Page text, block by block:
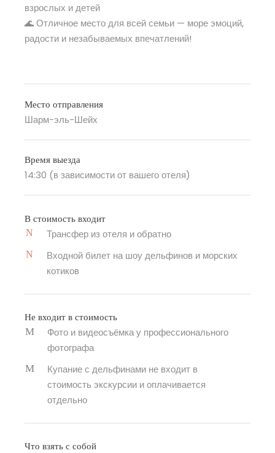
взрослых и детей
🌊 Отличное место для всей семьи — море эмоций,
радости и незабываемых впечатлений!
Место отправления
Шарм-эль-Шейх
Время выезда
14:30 (в зависимости от вашего отеля)
В стоимость входит
Трансфер из отеля и обратно
Входной билет на шоу дельфинов и морских
котиков
Не входит в стоимость
Фото и видеосъёмка у профессионального
фотографа
Купание с дельфинами не входит в
стоимость экскурсии и оплачивается
отдельно
Что взять с собой